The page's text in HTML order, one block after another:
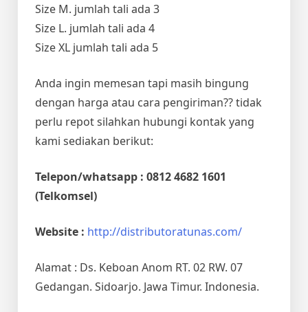
Size M. jumlah tali ada 3
Size L. jumlah tali ada 4
Size XL jumlah tali ada 5
Anda ingin memesan tapi masih bingung
dengan harga atau cara pengiriman?? tidak
perlu repot silahkan hubungi kontak yang
kami sediakan berikut:
Telepon/whatsapp : 0812 4682 1601
(Telkomsel)
Website : http://distributoratunas.com/
Alamat : Ds. Keboan Anom RT. 02 RW. 07
Gedangan. Sidoarjo. Jawa Timur. Indonesia.